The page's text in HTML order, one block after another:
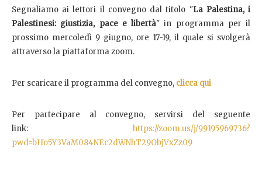
Segnaliamo ai lettori il convegno dal titolo "La Palestina, i
Palestinesi: giustizia, pace e libertà" in programma per il
prossimo mercoledì 9 giugno, ore 17-19, il quale si svolgerà
attraverso la piattaforma zoom.
Per scaricare il programma del convegno, clicca qui
Per partecipare al convegno, servirsi del seguente
link: https://zoom.us/j/99195969736?
pwd=bHo5Y3VaM084NEc2dWNhT29ObjVxZz09